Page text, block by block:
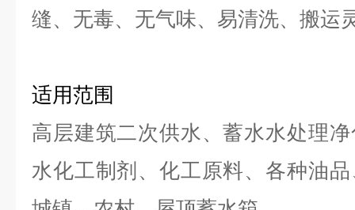
缝、无毒、无气味、易清洗、搬运
适用范围
高层建筑二次供水、蓄水水处理
水化工制剂、化工原料、各种油